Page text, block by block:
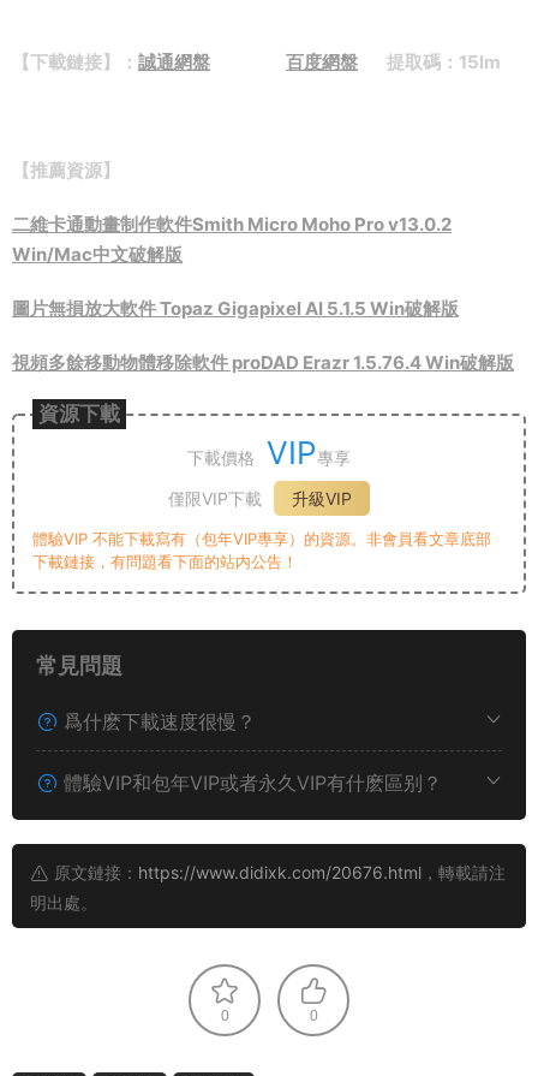
【下載鏈接】： 誠通網盤 百度網盤 提取碼：15lm
【推薦資源】
二維卡通動畫制作軟件Smith Micro Moho Pro v13.0.2
Win/Mac中文破解版
圖片無損放大軟件 Topaz Gigapixel AI 5.1.5 Win破解版
視頻多餘移動物體移除軟件 proDAD Erazr 1.5.76.4 Win破解版
資源下載
下載價格 VIP專享
僅限VIP下載
升級VIP
體驗VIP 不能下載寫有（包年VIP專享）的資源。非會員看文章底部
下載鏈接，有問題看下面的站内公告！
常見問題
爲什麽下載速度很慢？
體驗VIP和包年VIP或者永久VIP有什麽區别？
原文鏈接： https://www.didixk.com/20676.html ，轉載請注
明出處。
0 0